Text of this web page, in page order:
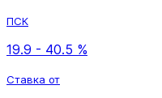
ПСК
19.9 - 40.5 %
Ставка от